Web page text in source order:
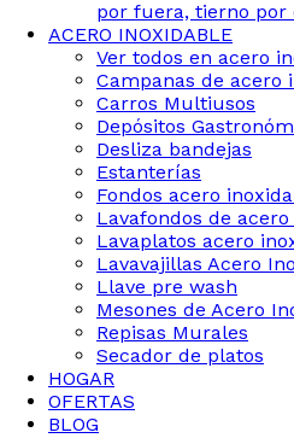
por fuera, tierno por
ACERO INOXIDABLE
Ver todos en acero
Campanas de acero
Carros Multiusos
Depósitos
Desliza bandejas
Estanterías
Fondos acero
Lavafondos de
Lavaplatos acero
Lavavajillas Acero
Llave pre wash
Mesones de Acero
Repisas Murales
Secador de platos
HOGAR
OFERTAS
BLOG